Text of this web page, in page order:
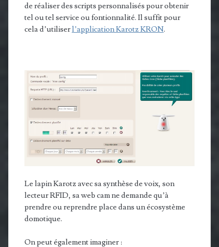
de réaliser des scripts personnalisés pour obtenir
tel ou tel service ou fontionnalité. Il suffit pour
cela d’utiliserl’application Karotz KRON.
Le lapin Karotz avec sa synthèse de voix, son
lecteur RFID, sa web cam ne demande qu’à
prendre ou reprendre place dans un écosystème
domotique.
On peut également imaginer :